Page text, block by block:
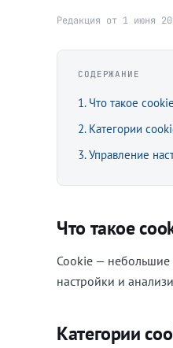
Редакция от 1 июня
СОДЕРЖАНИЕ
1. Что такое cookie
2. Категории
3.Управление
Что такое
Cookie — небольшие
настройки и
Категории